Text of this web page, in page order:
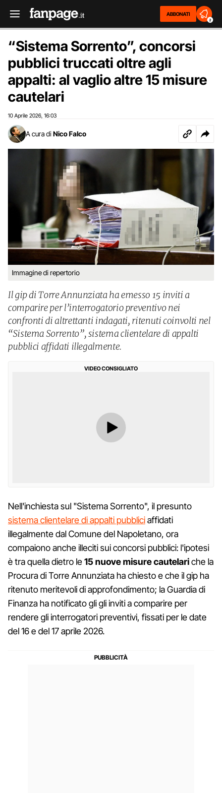
ABBONATI
2
“Sistema Sorrento”, concorsi
pubblici truccati oltre agli
appalti: al vaglio altre 15 misure
cautelari
10 Aprile 2026 16:03
A cura di Nico Falco
Immagine di repertorio
Il gip di Torre Annunziata ha emesso 15 inviti a
comparire per l’interrogatorio preventivo nei
confronti di altrettanti indagati, ritenuti coinvolti nel
“Sistema Sorrento”, sistema clientelare di appalti
pubblici affidati illegalmente.
VIDEO CONSIGLIATO
Nell'inchiesta sul "Sistema Sorrento", il presunto
sistema clientelare di appalti pubbliciaffidati
illegalmente dal Comune del Napoletano, ora
compaiono anche illeciti sui concorsi pubblici: l'ipotesi
è tra quella dietro le15 nuove misure cautelariche la
Procura di Torre Annunziata ha chiesto e che il gip ha
ritenuto meritevoli di approfondimento; la Guardia di
Finanza ha notificato gli gli inviti a comparire per
rendere gli interrogatori preventivi, fissati per le date
del 16 e del 17 aprile 2026.